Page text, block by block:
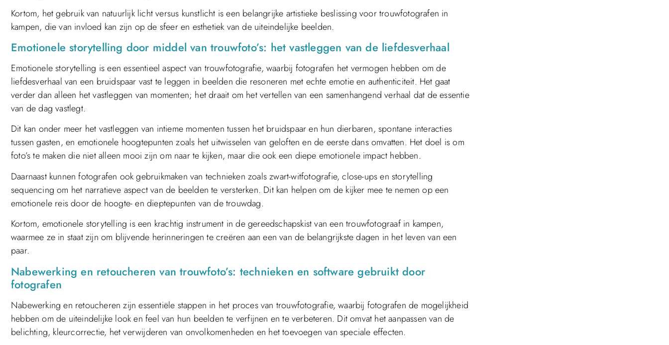
Kortom, het gebruik van natuurlijk licht versus kunstlicht is een belangrijke artistieke beslissing voor trouwfotografen in
kampen, die van invloed kan zijn op de sfeer en esthetiek van de uiteindelijke beelden.
Emotionele storytelling door middel van trouwfoto’s: het vastleggen van de liefdesverhaal
Emotionele storytelling is een essentieel aspect van trouwfotografie, waarbij fotografen het vermogen hebben om de
liefdesverhaal van een bruidspaar vast te leggen in beelden die resoneren met echte emotie en authenticiteit. Het gaat
verder dan alleen het vastleggen van momenten; het draait om het vertellen van een samenhangend verhaal dat de essentie
van de dag vastlegt.
Dit kan onder meer het vastleggen van intieme momenten tussen het bruidspaar en hun dierbaren, spontane interacties
tussen gasten, en emotionele hoogtepunten zoals het uitwisselen van geloften en de eerste dans omvatten. Het doel is om
foto’s te maken die niet alleen mooi zijn om naar te kijken, maar die ook een diepe emotionele impact hebben.
Daarnaast kunnen fotografen ook gebruikmaken van technieken zoals zwart-witfotografie, close-ups en storytelling
sequencing om het narratieve aspect van de beelden te versterken. Dit kan helpen om de kijker mee te nemen op een
emotionele reis door de hoogte- en dieptepunten van de trouwdag.
Kortom, emotionele storytelling is een krachtig instrument in de gereedschapskist van een trouwfotograaf in kampen,
waarmee ze in staat zijn om blijvende herinneringen te creëren aan een van de belangrijkste dagen in het leven van een
paar.
Nabewerking en retoucheren van trouwfoto’s: technieken en software gebruikt door
fotografen
Nabewerking en retoucheren zijn essentiële stappen in het proces van trouwfotografie, waarbij fotografen de mogelijkheid
hebben om de uiteindelijke look en feel van hun beelden te verfijnen en te verbeteren. Dit omvat het aanpassen van de
belichting, kleurcorrectie, het verwijderen van onvolkomenheden en het toevoegen van speciale effecten.